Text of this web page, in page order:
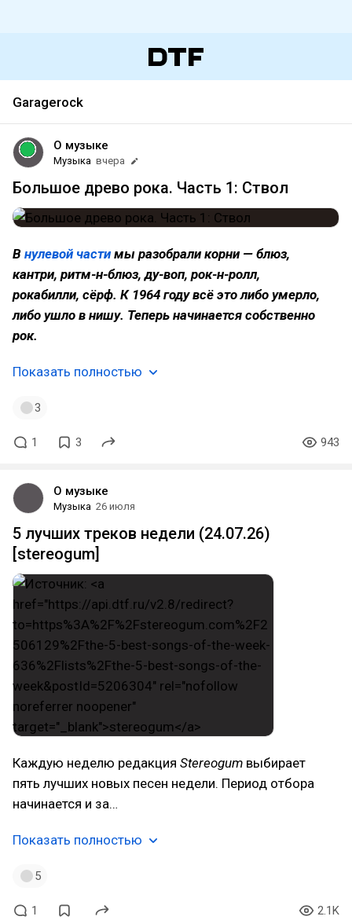
Garagerock
О музыке
Музыка вчера
Большое древо рока. Часть 1: Ствол
В нулевой части мы разобрали корни — блюз,
кантри, ритм-н-блюз, ду-воп, рок-н-ролл,
рокабилли, сёрф. К 1964 году всё это либо умерло,
либо ушло в нишу. Теперь начинается собственно
рок.
Показать полностью
3
1 3 943
О музыке
Музыка 26 июля
5 лучших треков недели (24.07.26)
[stereogum]
Каждую неделю редакция Stereogum выбирает
пять лучших новых песен недели. Период отбора
начинается и за…
Показать полностью
5
1 2.1K